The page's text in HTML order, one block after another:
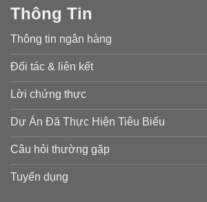
Thông Tin
Thông tin ngân hàng
Đối tác & liên kết
Lời chứng thực
Dự Án Đã Thực Hiện Tiêu Biểu
Câu hỏi thường gặp
Tuyển dụng